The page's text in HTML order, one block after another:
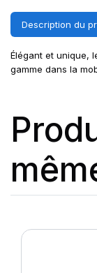
Description du
Élégant et unique,
gamme dans la